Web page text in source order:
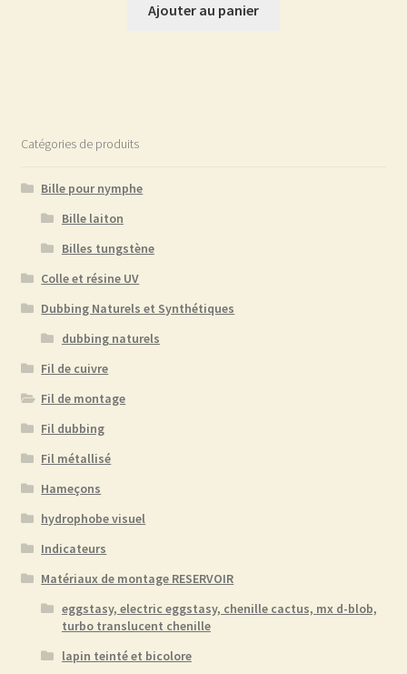
Ajouter au panier
Catégories de produits
Bille pour nymphe
Bille laiton
Billes tungstène
Colle et résine UV
Dubbing Naturels et Synthétiques
dubbing naturels
Fil de cuivre
Fil de montage
Fil dubbing
Fil métallisé
Hameçons
hydrophobe visuel
Indicateurs
Matériaux de montage RESERVOIR
eggstasy, electric eggstasy, chenille cactus, mx d-blob,
turbo translucent chenille
lapin teinté et bicolore